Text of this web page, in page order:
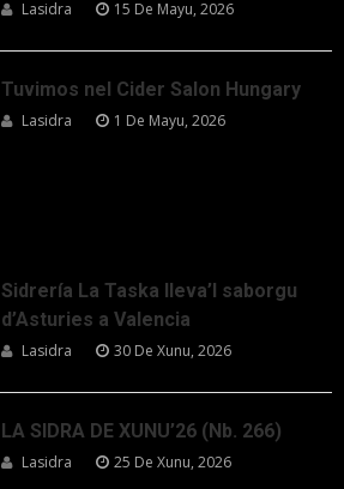
Lasidra 15 De Mayu, 2026
Tuvimos nel Cider Salon Hungary
Lasidra 1 De Mayu, 2026
Sidrería La Taska lleva’l saborgu
d’Asturies a Valencia
Lasidra 30 De Xunu, 2026
LA SIDRA DE XUNU’26 (Nb. 266)
Lasidra 25 De Xunu, 2026